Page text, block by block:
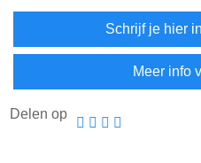
Schrijf je hier
Meer info
Delen op